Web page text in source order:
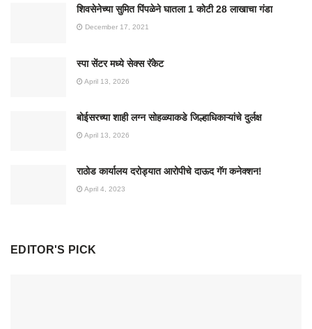
शिवसेनेच्या सुमित पिंपळेने घातला 1 कोटी 28 लाखाचा गंडा
December 17, 2021
स्पा सेंटर मध्ये सेक्स रॅकेट
April 13, 2026
बोईसरच्या शाही लग्न सोहळ्याकडे जिल्हाधिकाऱ्यांचे दुर्लक्ष
April 13, 2026
राठोड कार्यालय दरोड्यात आरोपीचे दाऊद गॅग कनेक्शन!
April 4, 2023
EDITOR'S PICK